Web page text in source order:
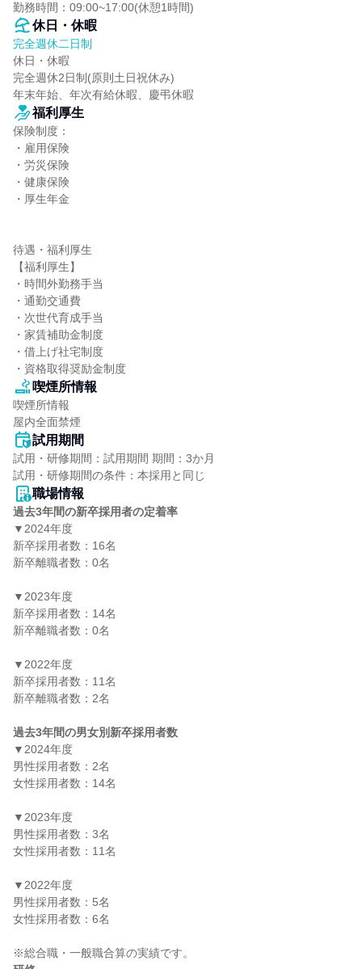
勤務時間：09:00~17:00(休憩1時間)
休日・休暇
完全週休二日制
休日・休暇
完全週休2日制(原則土日祝休み)
年末年始、年次有給休暇、慶弔休暇
福利厚生
保険制度：
・雇用保険
・労災保険
・健康保険
・厚生年金
待遇・福利厚生
【福利厚生】
・時間外勤務手当
・通勤交通費
・次世代育成手当
・家賃補助金制度
・借上げ社宅制度
・資格取得奨励金制度
喫煙所情報
喫煙所情報
屋内全面禁煙
試用期間
試用・研修期間：試用期間 期間：3か月
職場情報
過去3年間の新卒採用者の定着率
▼2024年度
新卒採用者数：16名
新卒離職者数：0名
▼2023年度
新卒採用者数：14名
新卒離職者数：0名
▼2022年度
新卒採用者数：11名
新卒離職者数：2名
過去3年間の男女別新卒採用者数
▼2024年度
男性採用者数：2名
女性採用者数：14名
▼2023年度
男性採用者数：3名
女性採用者数：11名
▼2022年度
男性採用者数：5名
女性採用者数：6名